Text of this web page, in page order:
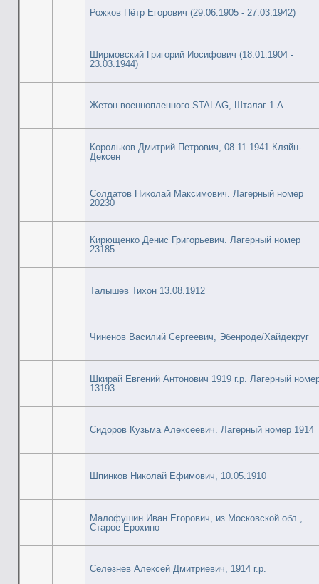
Рожков Пётр Егорович (29.06.1905 - 27.03.1942)
Ширмовский Григорий Иосифович (18.01.1904 -
23.03.1944)
Жетон военнопленного STALAG, Шталаг 1 А.
Корольков Дмитрий Петрович, 08.11.1941 Кляйн-
Дексен
Солдатов Николай Максимович. Лагерный номер
20230
Кирющенко Денис Григорьевич. Лагерный номер
23185
Талышев Тихон 13.08.1912
Чиненов Василий Сергеевич, Эбенроде/Хайдекруг
Шкирай Евгений Антонович 1919 г.р. Лагерный
13193
Сидоров Кузьма Алексеевич. Лагерный номер 1914
Шпинков Николай Ефимович, 10.05.1910
Малофушин Иван Егорович, из Московской обл.,
Старое Ерохино
Селезнев Алексей Дмитриевич, 1914 г.р.